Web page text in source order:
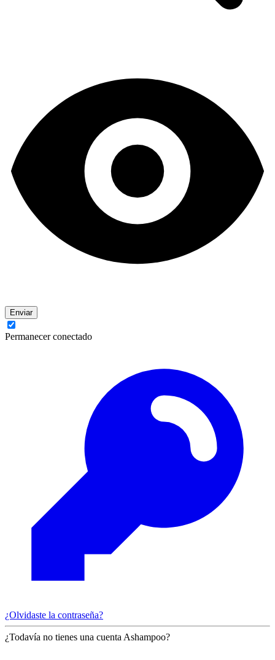
Enviar
Permanecer conectado
¿Olvidaste la contraseña?
¿Todavía no tienes una cuenta Ashampoo?